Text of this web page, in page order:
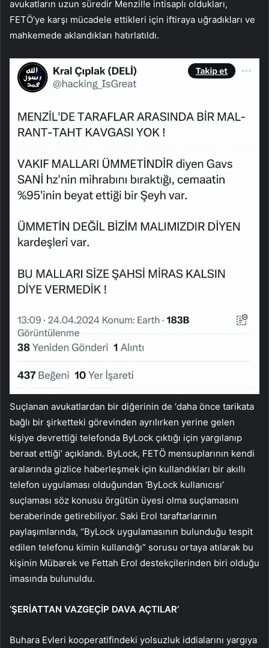
avukatların uzun süredir Menzil!e intisaplı oldukları,
FETÖ’ye karşı mücadele ettikleri için iftiraya uğradıkları ve
mahkemede aklandıkları hatırlatıldı.
Suçlanan avukatlardan bir diğerinin de ‘daha önce tarikata
bağlı bir şirketteki görevinden ayrılırken yerine gelen
kişiye devrettiği telefonda ByLock çıktığı için yargılanıp
beraat ettiği’ açıklandı. ByLock, FETÖ mensuplarının kendi
aralarında gizlice haberleşmek için kullandıkları bir akıllı
telefon uygulaması olduğundan ‘ByLock kullanıcısı’
suçlaması söz konusu örgütün üyesi olma suçlamasını
beraberinde getirebiliyor. Saki Erol taraftarlarının
paylaşımlarında, “ByLock uygulamasının bulunduğu tespit
edilen telefonu kimin kullandığı” sorusu ortaya atılarak bu
kişinin Mübarek ve Fettah Erol destekçilerinden biri olduğu
imasında bulunuldu.
‘ŞERİATTAN VAZGEÇİP DAVA AÇTILAR’
Buhara Evleri kooperatifindeki yolsuzluk iddialarını yargıya